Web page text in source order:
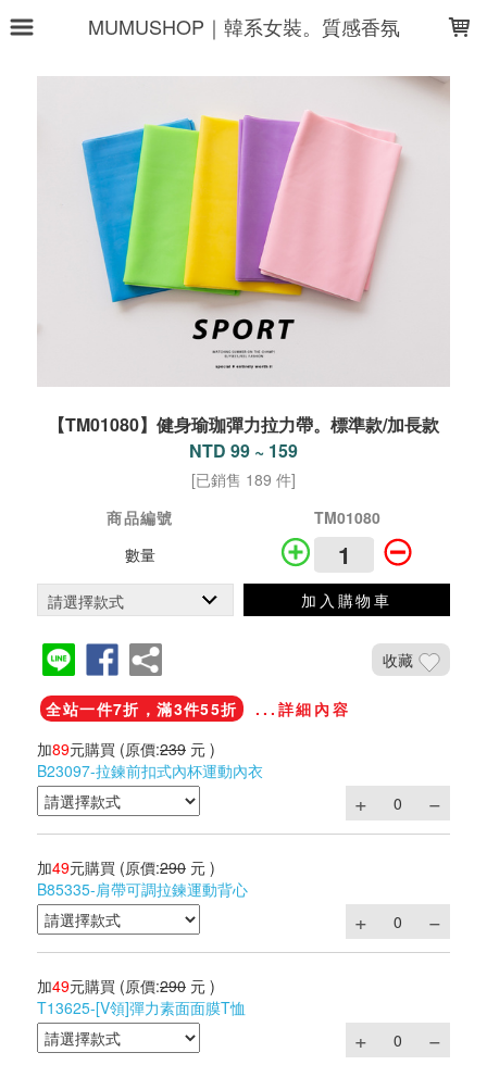
MUMUSHOP｜韓系女裝。質感香氛
【TM01080】健身瑜珈彈力拉力帶。標準款/加長款
NTD 99 ~ 159
[已銷售 189 件]
商品編號
TM01080
數量
加入購物車
收藏
全站一件7折，滿3件55折
...詳細內容
加89元購買 (原價:239 元 )
B23097-拉鍊前扣式內杯運動內衣
加49元購買 (原價:290 元 )
B85335-肩帶可調拉鍊運動背心
加49元購買 (原價:290 元 )
T13625-[V領]彈力素面面膜T恤